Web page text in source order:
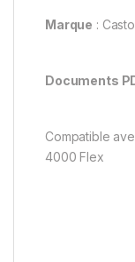
Marque :
Documents
Compatible
4000 Flex